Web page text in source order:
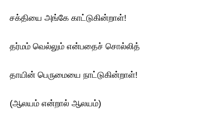
சக்தியை அங்கே காட்டுகின்றாள்!
தர்மம் வெல்லும் என்பதைச் சொல்லித்
தாயின் பெருமையை நாட்டுகின்றாள்!
(ஆலயம் என்றால் ஆலயம்)